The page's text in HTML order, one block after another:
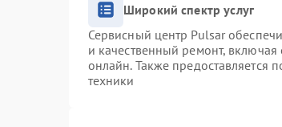
Широкий спектр услуг
Сервисный центр Pulsar
и качественный ремонт, включая
онлайн. Также предоставляется
техники